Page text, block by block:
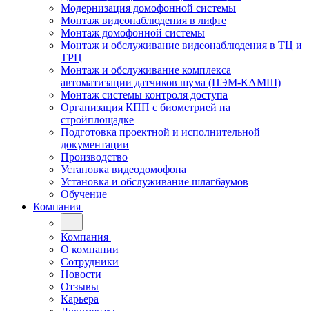
Модернизация домофонной системы
Монтаж видеонаблюдения в лифте
Монтаж домофонной системы
Монтаж и обслуживание видеонаблюдения в ТЦ и
ТРЦ
Монтаж и обслуживание комплекса
автоматизации датчиков шума (ПЭМ-КАМШ)
Монтаж системы контроля доступа
Организация КПП с биометрией на
стройплощадке
Подготовка проектной и исполнительной
документации
Производство
Установка видеодомофона
Установка и обслуживание шлагбаумов
Обучение
Компания
Компания
О компании
Сотрудники
Новости
Отзывы
Карьера